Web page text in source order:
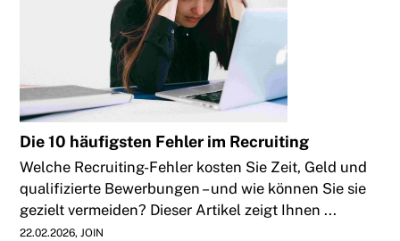
Die 10 häufigsten Fehler im Recruiting
Welche Recruiting-Fehler kosten Sie Zeit, Geld und
qualifizierte Bewerbungen – und wie können Sie sie
gezielt vermeiden? Dieser Artikel zeigt Ihnen ...
22.02.2026 JOIN